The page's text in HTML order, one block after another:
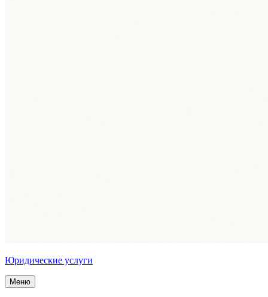
Юридические услуги
Меню